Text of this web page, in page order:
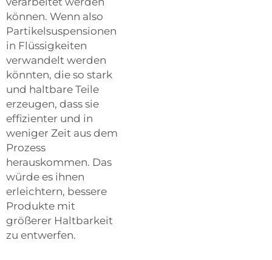
können. Wenn also
Partikelsuspensionen
in Flüssigkeiten
verwandelt werden
könnten, die so stark
und haltbare Teile
erzeugen, dass sie
effizienter und in
weniger Zeit aus dem
Prozess
herauskommen. Das
würde es ihnen
erleichtern, bessere
Produkte mit
größerer Haltbarkeit
zu entwerfen.